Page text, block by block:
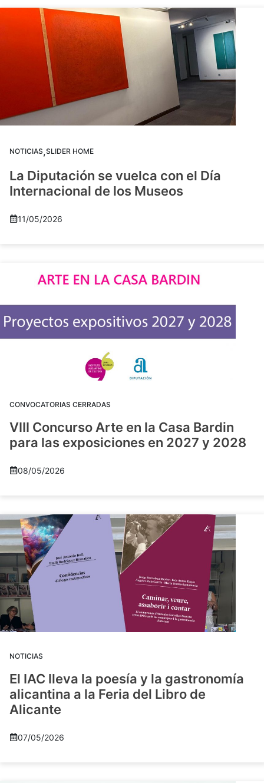
NOTICIAS,SLIDER HOME
La Diputación se vuelca con el Día
Internacional de los Museos
11/05/2026
CONVOCATORIAS CERRADAS
VIII Concurso Arte en la Casa Bardin
para las exposiciones en 2027 y 2028
08/05/2026
NOTICIAS
El IAC lleva la poesía y la gastronomía
alicantina a la Feria del Libro de
Alicante
07/05/2026